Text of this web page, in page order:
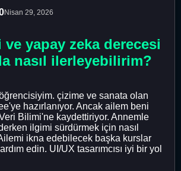
Nisan 29, 2026
yapay zeka derecesi
nasıl ilerleyebilirim?
öğrencisiyim. çizime ve sanata olan
hazırlanıyor. Ancak ailem beni
Bilimi'ne kaydettiriyor. Annemle
ilgimi sürdürmek için nasıl
ikna edebilecek başka kurslar
edin. UI/UX tasarımcısı iyi bir yol